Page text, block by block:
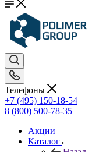
Телефоны
+7 (495) 150-18-54
8 (800) 500-78-35
Акции
Каталог